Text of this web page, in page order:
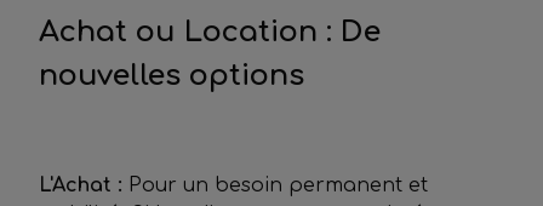
Achat ou Location : De
nouvelles options
L'Achat : Pour un besoin permanent et